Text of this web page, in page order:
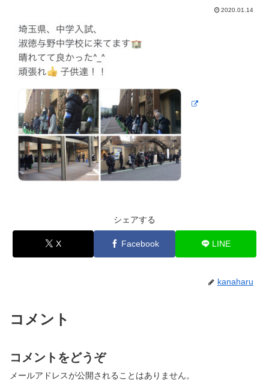
2020.01.14
シェアする
X Facebook LINE
kanaharu
コメント
コメントをどうぞ
メールアドレスが公開されることはありません。